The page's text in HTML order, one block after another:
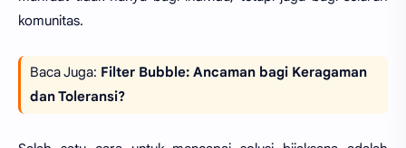
komunitas.
Baca Juga: Filter Bubble: Ancaman bagi Keragaman
dan Toleransi?